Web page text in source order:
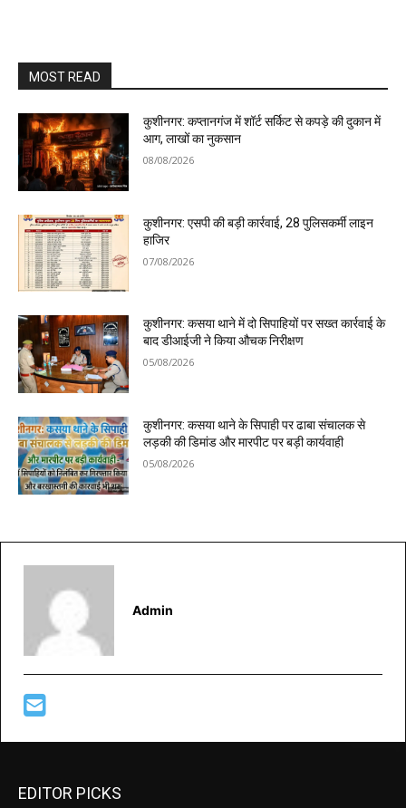
MOST READ
कुशीनगर: कप्तानगंज में शॉर्ट सर्किट से कपड़े की दुकान में
आग, लाखों का नुकसान
08/08/2026
कुशीनगर: एसपी की बड़ी कार्रवाई, 28 पुलिसकर्मी लाइन
हाजिर
07/08/2026
कुशीनगर: कसया थाने में दो सिपाहियों पर सख्त कार्रवाई के
बाद डीआईजी ने किया औचक निरीक्षण
05/08/2026
कुशीनगर: कसया थाने के सिपाही पर ढाबा संचालक से
लड़की की डिमांड और मारपीट पर बड़ी कार्यवाही
05/08/2026
Admin
EDITOR PICKS